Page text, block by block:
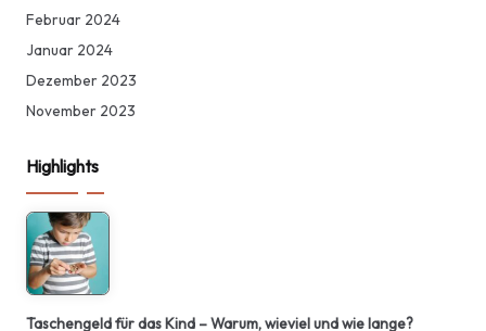
Februar 2024
Januar 2024
Dezember 2023
November 2023
Highlights
Taschengeld für das Kind – Warum, wieviel und wie lange?